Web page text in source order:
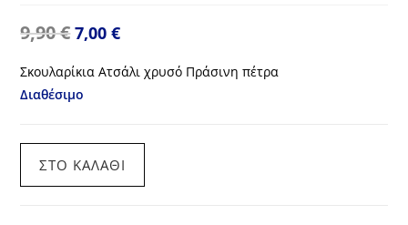
9,90€ Original
price
9,90 €.
7,00€Η
τρέχουσα
είναι:
7,00 €.
Σκουλαρίκια Ατσάλι χρυσό Πράσινη πέτρα
Διαθέσιμο
Ατσάλι
ΣΤΟ ΚΑΛΆΘΙ